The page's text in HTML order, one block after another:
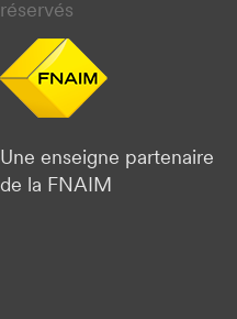
réservés
Une enseigne partenaire
de la FNAIM